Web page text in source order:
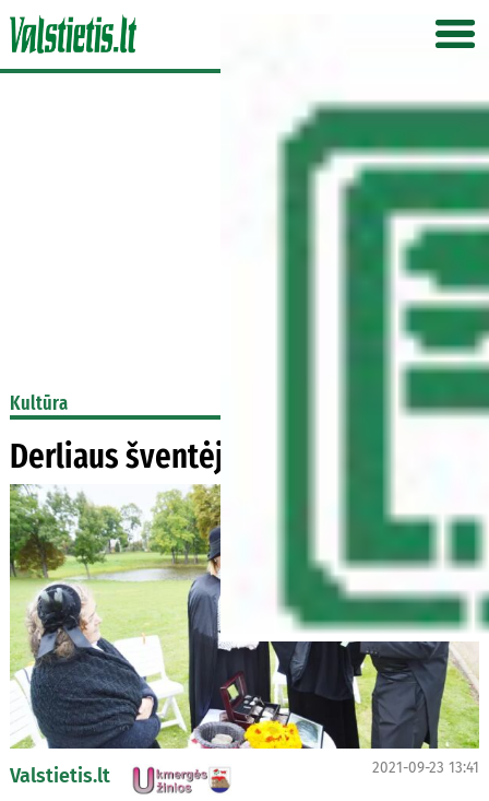
Kultūra
Derliaus šventėje – dvarų kultūra
Valstietis.lt 2021-09-23 13:41